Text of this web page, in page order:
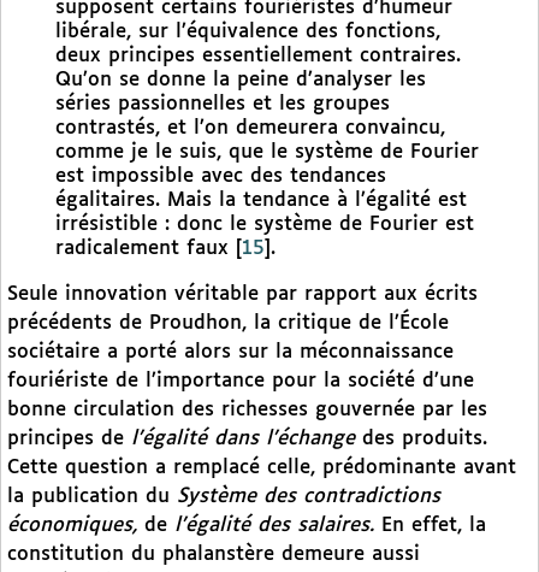
supposent certains fouriéristes d’humeur
libérale, sur l’équivalence des fonctions,
deux principes essentiellement contraires.
Qu’on se donne la peine d’analyser les
séries passionnelles et les groupes
contrastés, et l’on demeurera convaincu,
comme je le suis, que le système de Fourier
est impossible avec des tendances
égalitaires. Mais la tendance à l’égalité est
irrésistible : donc le système de Fourier est
radicalement faux
15 .
Seule innovation véritable par rapport aux écrits
précédents de Proudhon, la critique de l’École
sociétaire a porté alors sur la méconnaissance
fouriériste de l’importance pour la société d’une
bonne circulation des richesses gouvernée par les
principes de l’égalité dans l’échangedes produits.
Cette question a remplacé celle, prédominante avant
la publication du Système des contradictions
économiques, de l’égalité des salaires. En effet, la
constitution du phalanstère demeure aussi